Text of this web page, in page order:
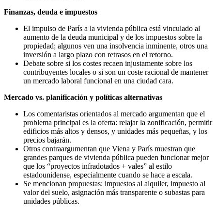
Finanzas, deuda e impuestos
El impulso de París a la vivienda pública está vinculado al
aumento de la deuda municipal y de los impuestos sobre la
propiedad; algunos ven una insolvencia inminente, otros una
inversión a largo plazo con retrasos en el retorno.
Debate sobre si los costes recaen injustamente sobre los
contribuyentes locales o si son un coste racional de mantener
un mercado laboral funcional en una ciudad cara.
Mercado vs. planificación y políticas alternativas
Los comentaristas orientados al mercado argumentan que el
problema principal es la oferta: relajar la zonificación, permitir
edificios más altos y densos, y unidades más pequeñas, y los
precios bajarán.
Otros contraargumentan que Viena y París muestran que
grandes parques de vivienda pública pueden funcionar mejor
que los “proyectos infradotados + vales” al estilo
estadounidense, especialmente cuando se hace a escala.
Se mencionan propuestas: impuestos al alquiler, impuesto al
valor del suelo, asignación más transparente o subastas para
unidades públicas.